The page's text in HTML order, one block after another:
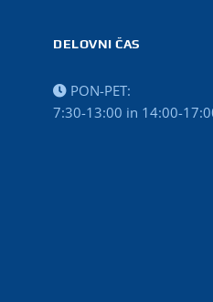
DELOVNI ČAS
PON-PET:
7:30-13:00 in 14:00-